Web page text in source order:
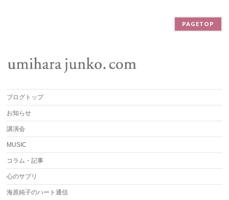
PAGETOP
ブログトップ
お知らせ
講演会
MUSIC
コラム・記事
心のサプリ
海原純子のハート通信